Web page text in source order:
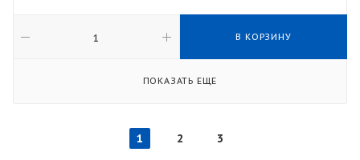
В КОРЗИНУ
ПОКАЗАТЬ ЕЩЕ
1 2 3